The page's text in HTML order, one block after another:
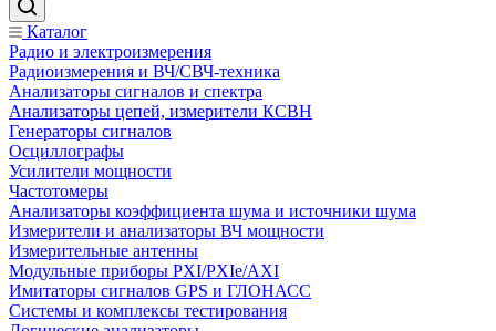
Каталог
Радио и электроизмерения
Радиоизмерения и ВЧ/СВЧ-техника
Анализаторы сигналов и спектра
Анализаторы цепей, измерители КСВН
Генераторы сигналов
Осциллографы
Усилители мощности
Частотомеры
Анализаторы коэффициента шума и источники шума
Измерители и анализаторы ВЧ мощности
Измерительные антенны
Модульные приборы PXI/PXIe/AXI
Имитаторы сигналов GPS и ГЛОНАСС
Системы и комплексы тестирования